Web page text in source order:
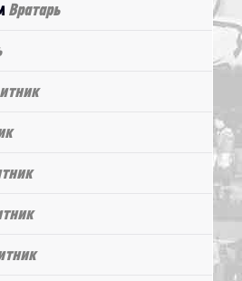
Вратарь